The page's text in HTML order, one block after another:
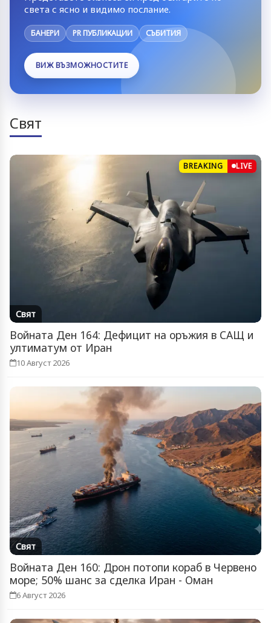
света с ясно и видимо послание.
БАНЕРИ PR ПУБЛИКАЦИИ СЪБИТИЯ
ВИЖ ВЪЗМОЖНОСТИТЕ
Свят
BREAKING LIVE
Свят
Войната Ден 164: Дефицит на оръжия в САЩ и
ултиматум от Иран
10 Август 2026
Свят
Войната Ден 160: Дрон потопи кораб в Червено
море; 50% шанс за сделка Иран - Оман
6 Август 2026